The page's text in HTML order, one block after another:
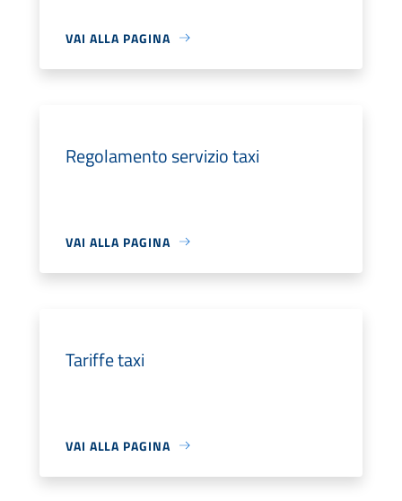
VAI ALLA PAGINA
Regolamento servizio taxi
VAI ALLA PAGINA
Tariffe taxi
VAI ALLA PAGINA